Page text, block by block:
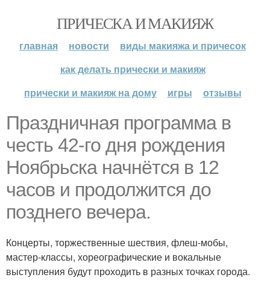
ПРИЧЕСКА И МАКИЯЖ
главная новости
виды макияжа и причесок
как делать прически и макияж
прически и макияж на дому
игры отзывы
Праздничная программа в
честь 42-го дня рождения
Ноябрьска начнётся в 12
часов и продолжится до
позднего вечера.
Концерты, торжественные шествия, флеш-мобы,
мастер-классы, хореографические и вокальные
выступления будут проходить в разных точках города.